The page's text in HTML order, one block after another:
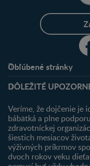
Obľúbené stránky
Produkty
DÔLEŽITÉ
Veríme, že dojčenie je
bábätká a plne
zdravotníckej
šiestich mesiacov
výživných príkrmov
dvoch rokov veku